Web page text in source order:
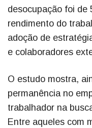
desocupação foi de
rendimento do
adoção de
e colaboradores
O estudo mostra,
permanência no
trabalhador na
Entre aqueles com